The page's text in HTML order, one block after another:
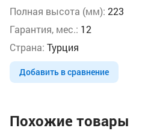
Полная высота (мм): 223
Гарантия, мес.: 12
Страна: Турция
Добавить в сравнение
Похожие товары